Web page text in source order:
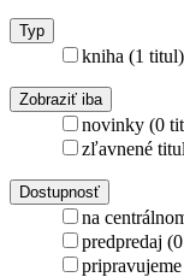
Typ
kniha (1 titul)
Zobraziť iba
novinky (0
zľavnené
Dostupnosť
na
predpredaj